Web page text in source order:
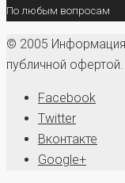
По любым вопросам
© 2005 Информация
публичной офертой.
Facebook
Twitter
Вконтакте
Google+